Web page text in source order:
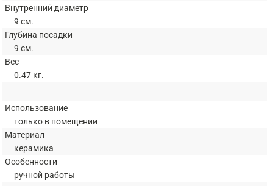
Внутренний диаметр
9 см.
Глубина посадки
9 см.
Вес
0.47 кг.
Использование
только в помещении
Материал
керамика
Особенности
ручной работы